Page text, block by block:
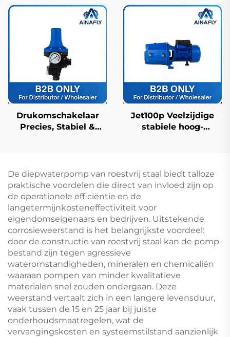
IP68-waterdichte
bescherming
Boerderijspuitmachine
Pesticidenspuitmachine
Drukomschakelaar
Precies, Stabiel &
Jet100p Veelzijdige
stabiele hoog-
waterpomp
De diepwaterpomp van roestvrij staal biedt talloze
praktische voordelen die direct van invloed zijn op
de operationele efficiëntie en de
langetermijnkosteneffectiviteit voor
eigendomseigenaars en bedrijven. Uitstekende
corrosieweerstand is het belangrijkste voordeel:
door de constructie van roestvrij staal kan de pomp
bestand zijn tegen agressieve
wateromstandigheden, mineralen en chemicaliën
waaraan pompen van minder kwalitatieve
materialen snel zouden ondergaan. Deze
weerstand vertaalt zich in een langere levensduur,
vaak tussen de 15 en 25 jaar bij juiste
onderhoudsmaatregelen, wat de
vervangingskosten en systeemstilstand aanzienlijk